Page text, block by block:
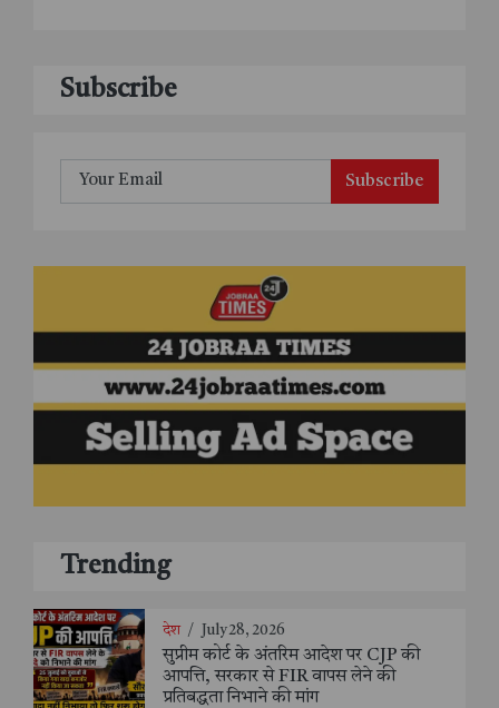
Subscribe
Subscribe
Trending
देश / July 28, 2026
सुप्रीम कोर्ट के अंतरिम आदेश पर CJP की
आपत्ति, सरकार से FIR वापस लेने की
प्रतिबद्धता निभाने की मांग